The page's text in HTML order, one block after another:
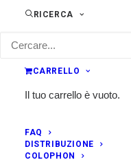
RICERCA
CARRELLO
Il tuo carrello è vuoto.
FAQ
DISTRIBUZIONE
COLOPHON